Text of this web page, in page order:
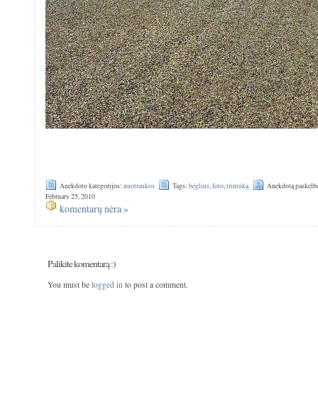
Anekdoto kategorijos:nuotraukos Tags:bėglius,foto,trintuką
Anekdotą
February 25, 2010
komentarų nėra »
Palikite komentarą :)
You must be logged into post a comment.